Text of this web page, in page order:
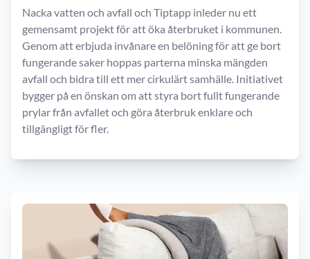
Nacka vatten och avfall och Tiptapp inleder nu ett
gemensamt projekt för att öka återbruket i kommunen.
Genom att erbjuda invånare en belöning för att ge bort
fungerande saker hoppas parterna minska mängden
avfall och bidra till ett mer cirkulärt samhälle. Initiativet
bygger på en önskan om att styra bort fullt fungerande
prylar från avfallet och göra återbruk enklare och
tillgängligt för fler.